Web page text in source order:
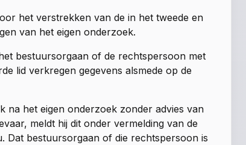
het verstrekken van de in het tweede en
van het eigen onderzoek.
bestuursorgaan of de rechtspersoon met
lid verkregen gegevens alsmede op de
na het eigen onderzoek zonder advies van
meldt hij dit onder vermelding van de
Dat bestuursorgaan of die rechtspersoon is